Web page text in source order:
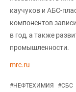
каучуков и АБС-
компонентов
в год, а также
промышленности.
mrc.ru
#НЕФТЕХИМИЯ #СБС